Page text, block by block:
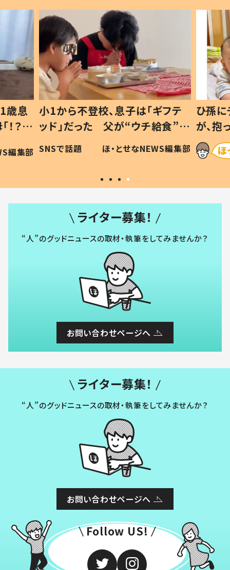
歳息
？」
編集部
小1から不登校、息子は「ギフテ
ッド」だった 父が“ウチ給食”を
作り続ける理由とは #令和の親
#令和の子
SNSで話題 ほ・とせなNEWS編集部
ひ孫
が、
「涙が
い」
ライター募集！
“人”のグッドニュースの取材・執筆をしてみませんか？
お問い合わせページへ
ライター募集！
“人”のグッドニュースの取材・執筆をしてみませんか？
お問い合わせページへ
Follow US!